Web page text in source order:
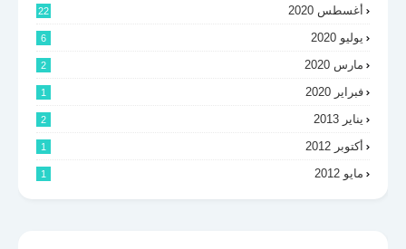
أغسطس 2020 22
يوليو 2020 6
مارس 2020 2
فبراير 2020 1
يناير 2013 2
أكتوبر 2012 1
مايو 2012 1